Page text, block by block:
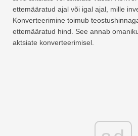
ettemääratud ajal või igal ajal, mille
Konverteerimine toimub
ettemääratud hind. See annab
aktsiate konverteerimisel.